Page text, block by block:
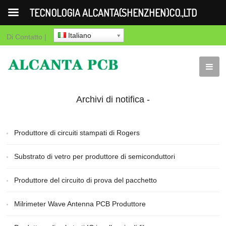
Di Contatto | Italiano
Archivi di notifica -
Produttore di circuiti stampati di Rogers
Substrato di vetro per produttore di semiconduttori
Produttore del circuito di prova del pacchetto
Milrimeter Wave Antenna PCB Produttore
TECNOLOGIA ALCANTA(SHENZHEN)CO.,LTD